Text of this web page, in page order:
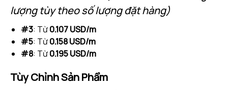
lượng tùy theo số lượng đặt hàng)
#3: Từ0.107 USD/m
#5: Từ0.158 USD/m
#8: Từ0.195 USD/m
Tùy Chỉnh Sản Phẩm